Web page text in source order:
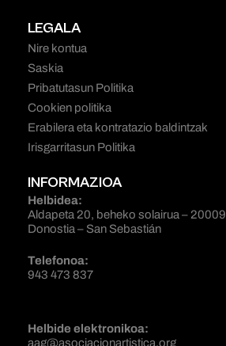
LEGALA
Nire kontua
Saskia
Pribatutasun Politika
Cookien politika
Erabilera eta kontratazio baldintzak
Irisgarritasun Politika
INFORMAZIOA
Helbidea:
Aldapeta 20, beheko solairua – 20009
Donostia – San Sebastián
Telefonoa:
943 473 837
Helbide elektronikoa:
aag@asociacionartistica.org